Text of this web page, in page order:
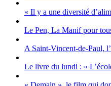
« Il y a une diversité
Le Pen, La Manif pour
A Saint-Vincent-de-Paul,
Le livre du lundi : «